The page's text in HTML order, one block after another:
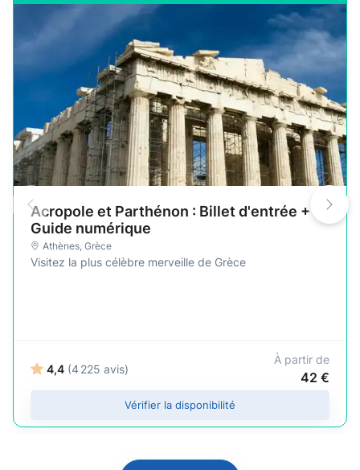
Acropole et Parthénon : Billet d'entrée +
Guide numérique
Athènes, Grèce
Visitez la plus célèbre merveille de Grèce
4,4 (4 225 avis)
À partir de
42 €
Vérifier la disponibilité